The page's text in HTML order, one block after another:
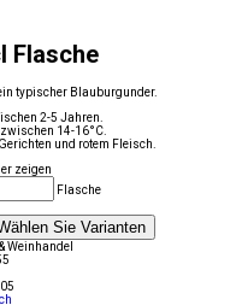
Flasche
typischer Blauburgunder.
2-5 Jahren.
14-16°C.
und rotem Fleisch.
zeigen
Flasche
Sie Varianten
Weinhandel